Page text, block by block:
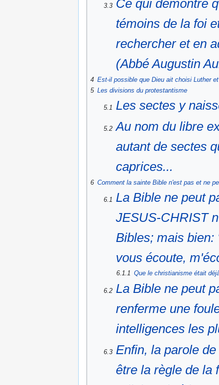
3.3 Ce qui démontre
témoins de la foi
rechercher et en
(Abbé Augustin
4 Est-il possible que Dieu ait choisi Luther
5 Les divisions du protestantisme
5.1 Les sectes y
5.2 Au nom du libre
autant de sectes
caprices...
6 Comment la sainte Bible n'est pas et ne
6.1 La Bible ne peut
JESUS-CHRIST
Bibles; mais bien:
vous écoute,
6.1.1 Que le christianisme était
6.2 La Bible ne peut
renferme une
intelligences les
6.3 Enfin, la parole
être la règle de la